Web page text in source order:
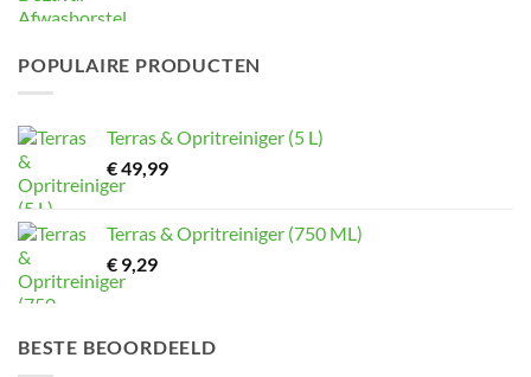
POPULAIRE PRODUCTEN
Terras & Opritreiniger (5 L)
€49,99
Terras & Opritreiniger (750 ML)
€ 9,29
BESTE BEOORDEELD